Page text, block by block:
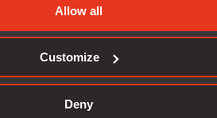
Allow all
Customize
Deny
276.896 B-aktier i
Nocomaktier ökar med 6,4 %.